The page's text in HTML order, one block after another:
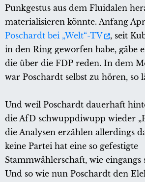
Punkgestus aus dem Fluidalen
materialisieren könnte. Anfang
Poschardt bei „Welt“-TV
, seit
in den Ring geworfen habe, gäbe
die über die FDP reden. In dem
war Poschardt selbst zu hören, so
Und weil Poschardt dauerhaft
die AfD schwuppdiwupp wieder
die Analysen erzählen allerdings
keine Partei hat eine so gefestigte
Stammwählerschaft, wie eingangs
Und so wie nun Poschardt den